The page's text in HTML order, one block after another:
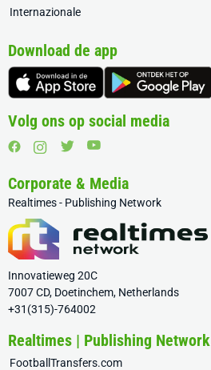
Internazionale
Download de app
Volg ons op social media
Corporate & Media
Realtimes - Publishing Network
Innovatieweg 20C
7007 CD, Doetinchem, Netherlands
+31(315)-764002
Realtimes | Publishing Network
FootballTransfers.com